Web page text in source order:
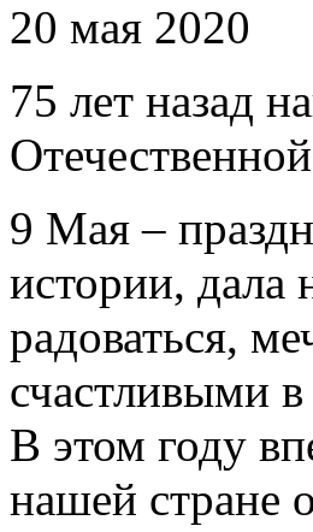
20 мая 2020
75 лет назад
9 Мая –
истории, дала
радоваться,
счастливыми
В этом году
нашей стране